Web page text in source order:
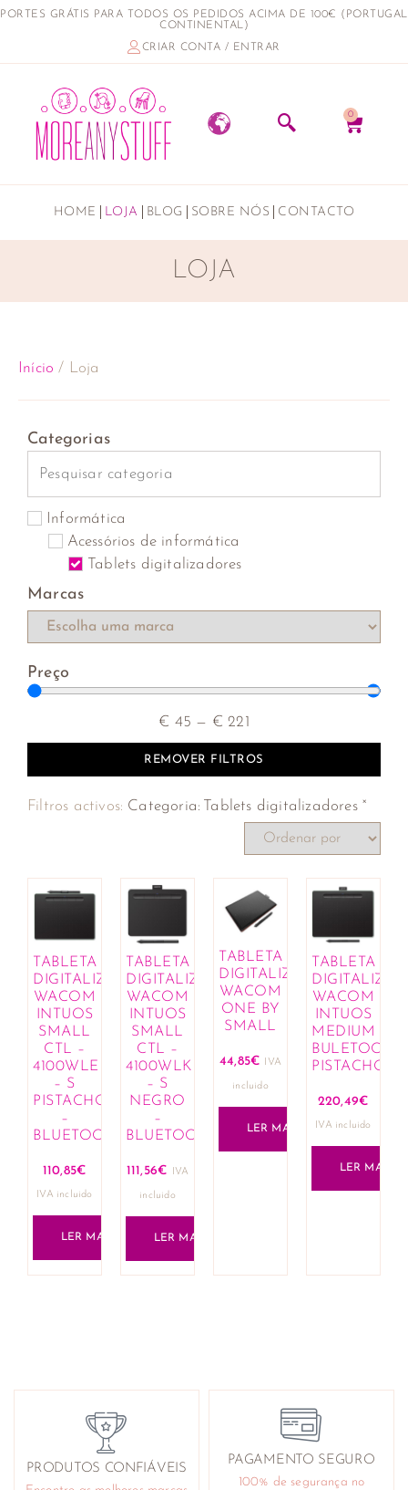
PORTES GRÁTIS PARA TODOS OS PEDIDOS ACIMA DE 100€ (PORTUGAL
CONTINENTAL)
CRIAR CONTA / ENTRAR
0
HOME LOJA BLOG SOBRE NÓS CONTACTO
LOJA
Início / Loja
Categorias
Informática
Acessórios de informática
Tablets digitalizadores
Marcas
Preço
€ 45 — €221
REMOVER FILTROS
Filtros activos: Categoria: Tablets digitalizadores ×
TABLETA
DIGITALIZADORA
WACOM
INTUOS
SMALL
CTL –
4100WLE
– S
PISTACHO
–
BLUETOOTH
110,85€
IVA incluido
LER MAIS
TABLETA
DIGITALIZADORA
WACOM
INTUOS
SMALL
CTL –
4100WLK
– S
NEGRO
–
BLUETOOTH
111,56€ IVA
incluido
LER MAIS
TABLETA
DIGITALIZADORA
WACOM
ONE BY
SMALL
44,85€ IVA
incluido
LER MAIS
TABLETA
WACOM
INTUOS
MEDIUM
BULETOOTH
PISTACHO
220,49€
IVA incluido
LER MAIS
PRODUTOS CONFIÁVEIS
PAGAMENTO SEGURO
100% de segurança no